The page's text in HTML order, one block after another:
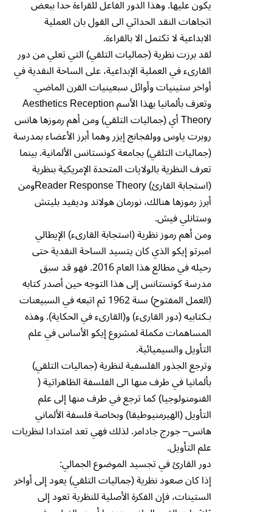
يكون عليها. وهذا الدور الفاعل للقراءة حدا ببعض
اتجاهات النقد الحداثي الى القول بان العملية
الابداعية لا تكتمل الا بالقراءة.
لقد برزت نظرية (جماليات التلقي) التي تعلي من دور
القارىء في العملية الإبداعية، على الساحة النقدية في
أواخر ستينيات وأوائل سبعينيات القرن الماضي.
وتعرف بألمانيا بهذا الأسم Aesthetics Reception
Theory أي (جماليات التلقي) ومن أهم رموزها هانس
روبرت ياوس وولفجانج إيزر وهما أبرز الأعضاء بمدرسة
(جماليات التلقي) بجامعة كونستانس الألمانية. بينما
تعرف النظرية بالولايات المتحدة الإمريكية بنظرية
(استجابة القارئ) Reader Response Theoryومن
أبرز رموزها هنالك، نورمان هولاند وديفيد بليتش
وستانلي فيش.
ومن أهم رموز نظرية (استجابة القارىء) الإيطالي
امبرتو إيكو الذي كان يتسيد الساحة النقدية حتى
رحيله في مطالع هذا العام 2016. فهو قد سبق
مدرسة كونستانس إلى هذا التوجه حين أصدر كتابه
(العمل المفتوح) سنة 1962 ثم اتبعه في السبيعنات
بـكتابيه (دور القارىء) و(القارىء في الحكاية). وهذه
المساهمات مكملة لمشروع إيكو الأساس في علم
التأويل والسيميائية.
وترجع الجذور الفلسفية لنظرية (جماليات التلقي)
بألمانيا في طرف منها الى الفلسفة الظاهراتية (
الفنومنولوجيا) كما ترجع في طرف منها إلى علم
التأويل (الهيرمنيوطيقا) وبخاصة فلسفة الألماني
هانس– جورج جادامر. لذلك فهي تعد امتدادا لنظريات
علم التأويل.
دور القارئ في تجسيد الموضوع الجمالي:
إذا كان صعود نظرية (جماليات التلقي) يعود إلى أواخر
الستينات، فإن الفكرة الأصلية للنظرية تعود إلى